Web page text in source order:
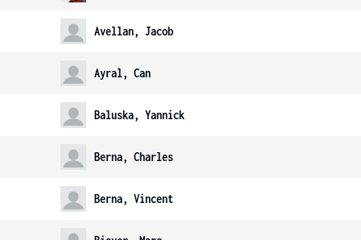
Avellan, Jacob
Ayral, Can
Baluska, Yannick
Berna, Charles
Berna, Vincent